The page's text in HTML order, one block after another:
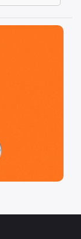
e sustentável